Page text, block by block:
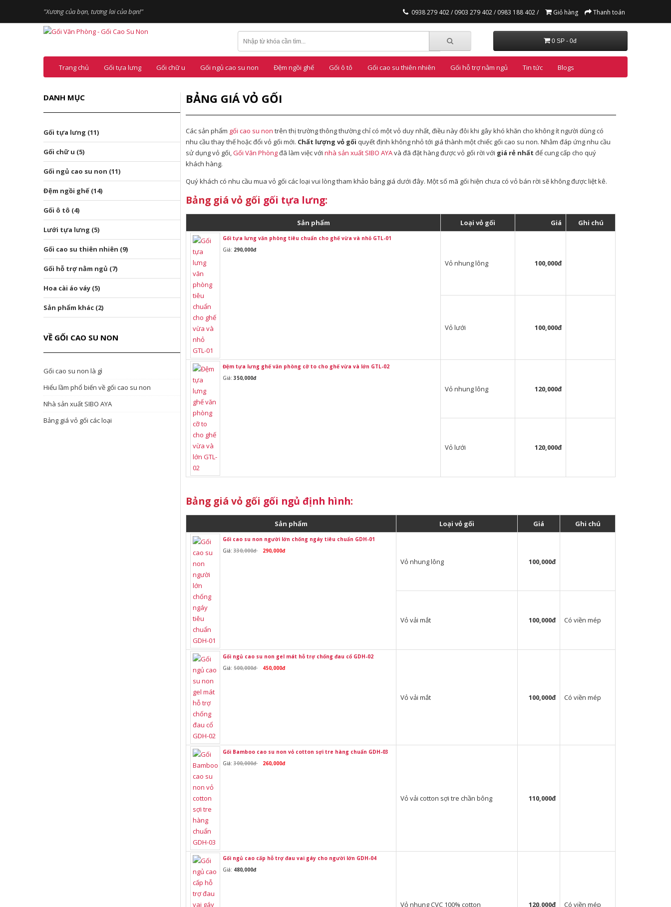
"Xương của bạn, tương lai của bạn!" 0938 279 402 / 0903 279 402 / 0983 188 402 / Giỏ hàng Thanh toán
0 SP - 0đ
Trang chủ Gối tựa lưng Gối chữ u Gối ngủ cao su non Đệm ngồi ghế Gối ô tô Gối cao su thiên nhiên Gối hỗ trợ nằm ngủ Tin tức Blogs
DANH MỤC
Gối tựa lưng (11)
Gối chữ u (5)
Gối ngủ cao su non (11)
Đệm ngồi ghế (14)
Gối ô tô (4)
Lưới tựa lưng (5)
Gối cao su thiên nhiên (9)
Gối hỗ trợ nằm ngủ (7)
Hoa cài áo váy (5)
Sản phẩm khác (2)
VỀ GỐI CAO SU NON
Gối cao su non là gì
Hiểu lầm phổ biến về gối cao su non
Nhà sản xuất SIBO AYA
Bảng giá vỏ gối các loại
BẢNG GIÁ VỎ GỐI
Các sản phẩm gối cao su non trên thị trường thông thường chỉ có một vỏ duy nhất, điều này đôi khi gây khó khăn cho không ít người dùng có
nhu cầu thay thế hoặc đổi vỏ gối mới. Chất lượng vỏ gối quyết định không nhỏ tới giá thành một chiếc gối cao su non. Nhằm đáp ứng nhu cầu
sử dụng vỏ gối,Gối Văn Phòngđã làm việc vớinhà sản xuất SIBO AYAvà đã đặt hàng được vỏ gối rời với giá rẻ nhất để cung cấp cho quý
khách hàng.
Quý khách có nhu cầu mua vỏ gối các loại vui lòng tham khảo bảng giá dưới đây. Một số mã gối hiện chưa có vỏ bán rời sẽ không được liệt kê.
Bảng giá vỏ gối gối tựa lưng:
Sản phẩm Loại vỏ gối Giá Ghi chú
Gối tựa lưng văn phòng tiêu chuẩn cho ghế vừa và nhỏ GTL-01
Giá: 290,000đ
Vỏ nhung lông 100,000đ
Vỏ lưới 100,000đ
Đệm tựa lưng ghế văn phòng cỡ to cho ghế vừa và lớn GTL-02
Giá:350,000đ
Vỏ nhung lông 120,000đ
Vỏ lưới 120,000đ
Bảng giá vỏ gối gối ngủ định hình:
Sản phẩm Loại vỏ gối Giá Ghi chú
Gối cao su non người lớn chống ngáy tiêu chuẩn GDH-01
Giá:330,000đ 290,000đ
Vỏ nhung lông 100,000đ
Vỏ vải mắt 100,000đ Có viền mép
Gối ngủ cao su non gel mát hỗ trợ chống đau cổ GDH-02
Giá:500,000đ 450,000đ
Vỏ vải mắt 100,000đ Có viền mép
Gối Bamboo cao su non vỏ cotton sợi tre hàng chuẩn GDH-03
Giá:300,000đ 260,000đ
Vỏ vải cotton sợi tre chần bông 110,000đ
Gối ngủ cao cấp hỗ trợ đau vai gáy cho người lớn GDH-04
Giá: 480,000đ
Vỏ nhung CVC 100% cotton 120,000đ Có viền mép